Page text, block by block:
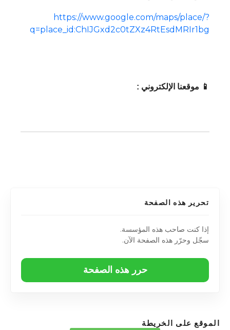
https://www.google.com/maps/place/?
q=place_id:ChIJGxd2c0tZXz4RtEsdMRIr1bg
📱 موقعنا الإلكتروني :
تحرير هذه الصفحة
إذا كنت صاحب هذه المؤسسة.
سجّل وحرّر هذه الصفحة الآن.
حرر هذه الصفحة
الموقع على الخريطة